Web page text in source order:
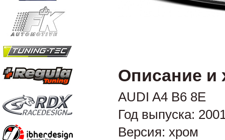
Описание и
AUDI A4 B6 8E
Год выпуска:
Версия: хром